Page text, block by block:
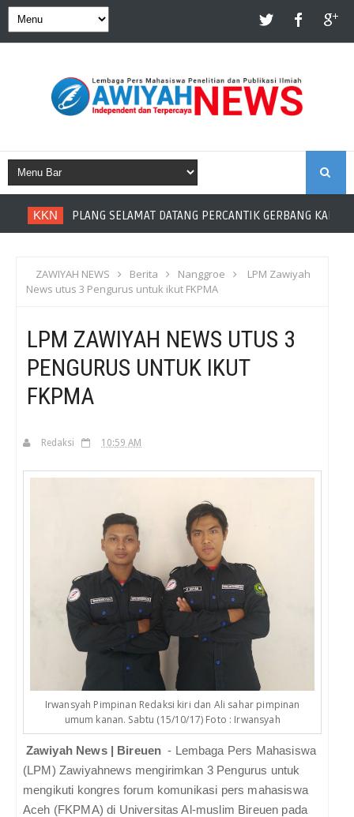
KKN PLANG SELAMAT DATANG PERCANTIK GERBANG
ZAWIYAH NEWS Berita Nanggroe
LPM Zawiyah
News utus 3 Pengurus untuk ikut FKPMA
LPM ZAWIYAH NEWS UTUS 3
PENGURUS UNTUK IKUT
FKPMA
Redaksi 10:59 AM
Irwansyah Pimpinan Redaksi kiri dan Ali sahar pimpinan
umum kanan. Sabtu (15/10/17) Foto : Irwansyah
Zawiyah News | Bireuen - Lembaga Pers Mahasiswa
(LPM) Zawiyahnews mengirimkan 3 Pengurus untuk
mengikuti kongres forum komunikasi pers mahasiswa
Aceh (FKPMA) di Universitas Al-muslim Bireuen pada